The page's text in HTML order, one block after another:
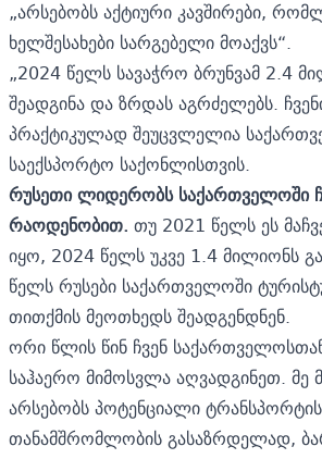
„არსებობს აქტიური კავშირები,
ხელშესახები სარგებელი მოაქვს“.
„2024 წელს სავაჭრო ბრუნვამ 2.4
შეადგინა და ზრდას აგრძელებს.
პრაქტიკულად შეუცვლელია
საექსპორტო საქონლისთვის.
რუსეთი ლიდერობს საქართველოში
რაოდენობით. თუ 2021 წელს ეს
იყო, 2024 წელს უკვე 1.4 მილიონს
წელს რუსები საქართველოში
თითქმის მეოთხედს შეადგენდნენ.
ორი წლის წინ ჩვენ
საჰაერო მიმოსვლა აღვადგინეთ. მე
არსებობს პოტენციალი
თანამშრომლობის გასაზრდელად,